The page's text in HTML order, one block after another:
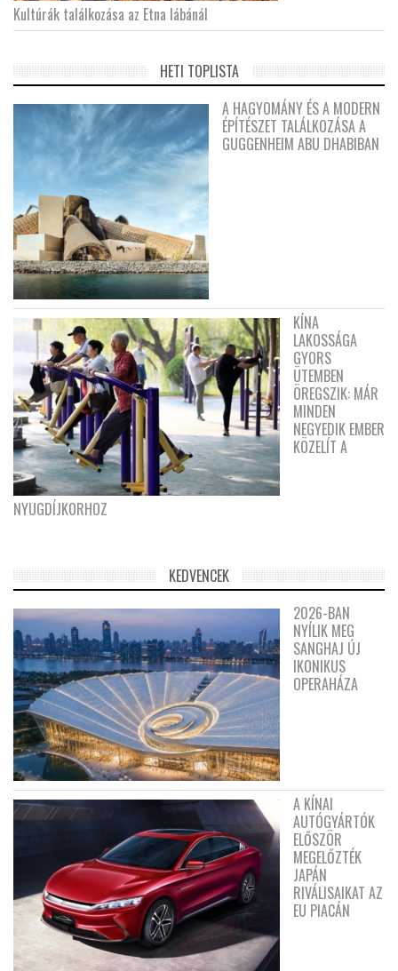
Kultúrák találkozása az Etna lábánál
HETI TOPLISTA
A HAGYOMÁNY ÉS A MODERN
ÉPÍTÉSZET TALÁLKOZÁSA A
GUGGENHEIM ABU DHABIBAN
KÍNA
LAKOSSÁGA
GYORS
ÜTEMBEN
ÖREGSZIK: MÁR
MINDEN
NEGYEDIK EMBER
KÖZELÍT A
NYUGDÍJKORHOZ
KEDVENCEK
2026-BAN
NYÍLIK MEG
SANGHAJ ÚJ
IKONIKUS
OPERAHÁZA
A KÍNAI
AUTÓGYÁRTÓK
ELŐSZÖR
MEGELŐZTÉK
JAPÁN
RIVÁLISAIKAT AZ
EU PIACÁN